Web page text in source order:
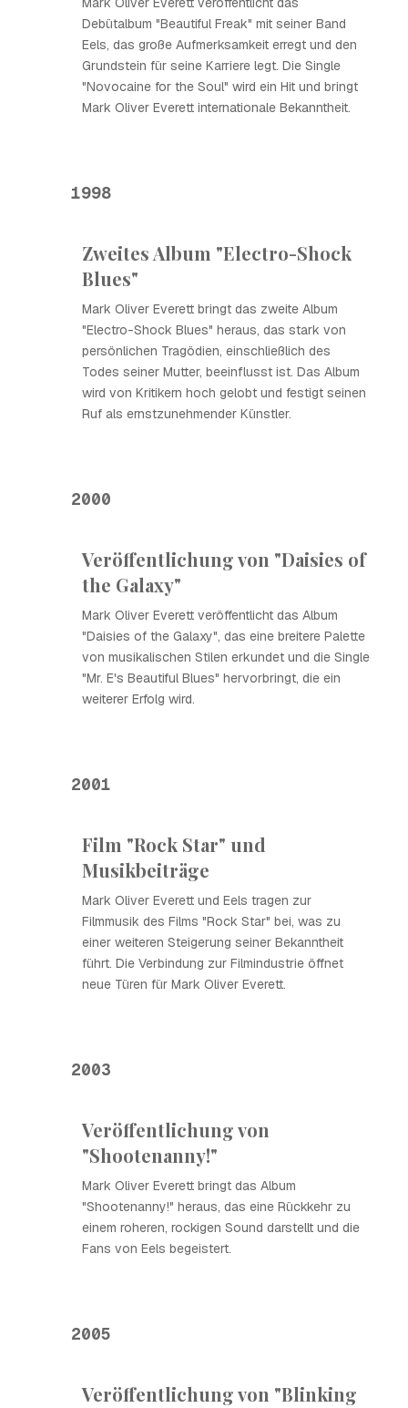
Debütalbum "Beautiful Freak" mit seiner Band
Eels, das große Aufmerksamkeit erregt und den
Grundstein für seine Karriere legt. Die Single
"Novocaine for the Soul" wird ein Hit und bringt
Mark Oliver Everett internationale Bekanntheit.
1998
Zweites Album "Electro-Shock
Blues"
Mark Oliver Everett bringt das zweite Album
"Electro-Shock Blues" heraus, das stark von
persönlichen Tragödien, einschließlich des
Todes seiner Mutter, beeinflusst ist. Das Album
wird von Kritikern hoch gelobt und festigt seinen
Ruf als ernstzunehmender Künstler.
2000
Veröffentlichung von "Daisies of
the Galaxy"
Mark Oliver Everett veröffentlicht das Album
"Daisies of the Galaxy", das eine breitere Palette
von musikalischen Stilen erkundet und die Single
"Mr. E's Beautiful Blues" hervorbringt, die ein
weiterer Erfolg wird.
2001
Film "Rock Star" und
Musikbeiträge
Mark Oliver Everett und Eels tragen zur
Filmmusik des Films "Rock Star" bei, was zu
einer weiteren Steigerung seiner Bekanntheit
führt. Die Verbindung zur Filmindustrie öffnet
neue Türen für Mark Oliver Everett.
2003
Veröffentlichung von
"Shootenanny!"
Mark Oliver Everett bringt das Album
"Shootenanny!" heraus, das eine Rückkehr zu
einem roheren, rockigen Sound darstellt und die
Fans von Eels begeistert.
2005
Veröffentlichung von "Blinking